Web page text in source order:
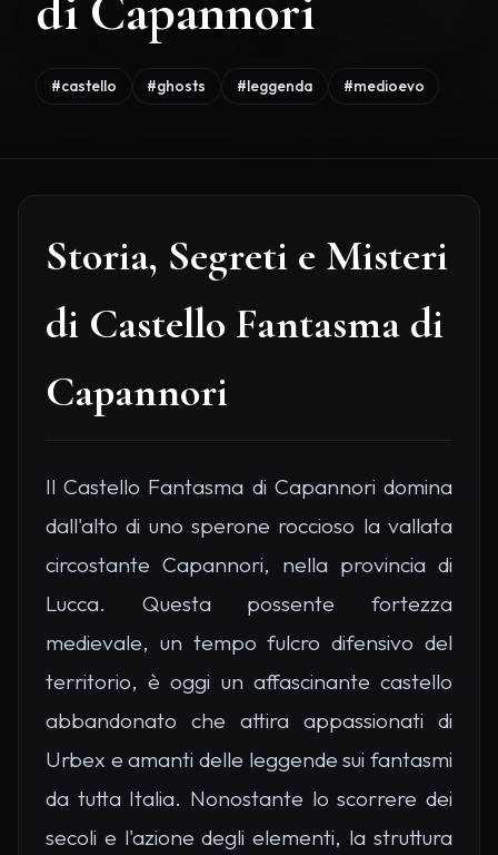
#castello #ghosts #leggenda #medioevo
Storia, Segreti e Misteri
di Castello Fantasma di
Capannori
Il Castello Fantasma di Capannori domina
dall'alto di uno sperone roccioso la vallata
circostante Capannori, nella provincia di
Lucca. Questa possente fortezza
medievale, un tempo fulcro difensivo del
territorio, è oggi un affascinante castello
abbandonato che attira appassionati di
Urbex e amanti delle leggende sui fantasmi
da tutta Italia. Nonostante lo scorrere dei
secoli e l'azione degli elementi, la struttura